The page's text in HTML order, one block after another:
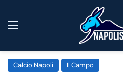
Calcio Napoli Il Campo